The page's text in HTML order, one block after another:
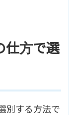
仕方で選
別する方法で